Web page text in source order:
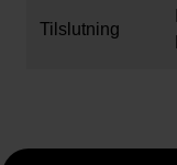
Tilslutning